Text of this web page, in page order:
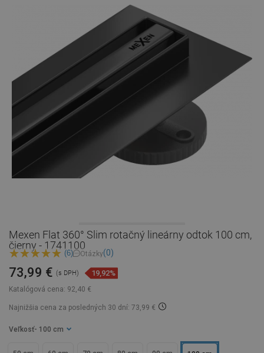
Mexen Flat 360° Slim rotačný lineárny odtok 100 cm,
čierny - 1741100
(6) Otázky(0)
Katalógová cena: 92,40 €
73,99 € (s DPH) 19,92%
Najnižšia cena za posledných 30 dní: 73,99 €
Veľkosť - 100 cm